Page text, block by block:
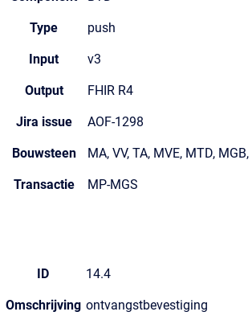
Type push
Input v3
Output FHIR R4
Jira issue AOF-1298
Bouwsteen MA, VV, TA, MVE, MTD, MGB,
Transactie MP-MGS
ID 14.4
Omschrijving ontvangstbevestiging